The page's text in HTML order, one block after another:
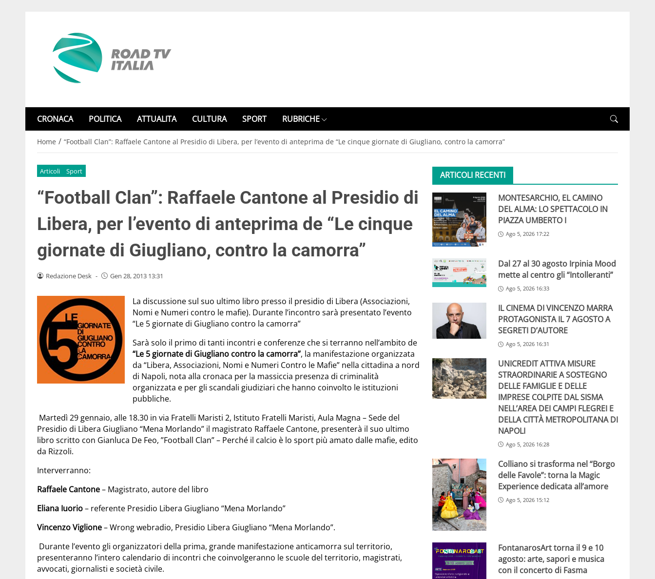
CRONACA POLITICA ATTUALITA CULTURA SPORT RUBRICHE
Home / “Football Clan”: Raffaele Cantone al Presidio di Libera, per l’evento di anteprima de “Le cinque giornate di Giugliano, contro la camorra”
Articoli Sport
“Football Clan”: Raffaele Cantone al Presidio di
Libera, per l’evento di anteprima de “Le cinque
giornate di Giugliano, contro la camorra”
Redazione Desk - Gen 28, 2013 13:31
La discussione sul suo ultimo libro presso il presidio di Libera (Associazioni,
Nomi e Numeri contro le mafie). Durante l’incontro sarà presentato l’evento
“Le 5 giornate di Giugliano contro la camorra”
Sarà solo il primo di tanti incontri e conferenze che si terranno nell’ambito de
“Le 5 giornate di Giugliano contro la camorra”, la manifestazione organizzata
da “Libera, Associazioni, Nomi e Numeri Contro le Mafie” nella cittadina a nord
di Napoli, nota alla cronaca per la massiccia presenza di criminalità
organizzata e per gli scandali giudiziari che hanno coinvolto le istituzioni
pubbliche.
Martedì 29 gennaio, alle 18.30 in via Fratelli Maristi 2, Istituto Fratelli Maristi, Aula Magna – Sede del
Presidio di Libera Giugliano “Mena Morlando” il magistrato Raffaele Cantone, presenterà il suo ultimo
libro scritto con Gianluca De Feo, ”Football Clan” – Perché il calcio è lo sport più amato dalle mafie, edito
da Rizzoli.
Interverranno:
Raffaele Cantone– Magistrato, autore del libro
Eliana Iuorio– referente Presidio Libera Giugliano “Mena Morlando”
Vincenzo Viglione– Wrong webradio, Presidio Libera Giugliano “Mena Morlando”.
Durante l’evento gli organizzatori della prima, grande manifestazione anticamorra sul territorio,
presenteranno l’intero calendario di incontri che coinvolgeranno le scuole del territorio, magistrati,
avvocati, giornalisti e società civile.
ARTICOLI RECENTI
MONTESARCHIO, EL CAMINO
DEL ALMA: LO SPETTACOLO IN
PIAZZA UMBERTO I
Ago 5, 2026 17:22
Dal 27 al 30 agosto Irpinia Mood
mette al centro gli “Intolleranti”
Ago 5, 2026 16:33
IL CINEMA DI VINCENZO MARRA
PROTAGONISTA IL 7 AGOSTO A
SEGRETI D’AUTORE
Ago 5, 2026 16:31
UNICREDIT ATTIVA MISURE
STRAORDINARIE A SOSTEGNO
DELLE FAMIGLIE E DELLE
IMPRESE COLPITE DAL SISMA
NELL’AREA DEI CAMPI FLEGREI E
DELLA CITTÀ METROPOLITANA DI
NAPOLI
Ago 5, 2026 16:28
Colliano si trasforma nel “Borgo
delle Favole”: torna la Magic
Experience dedicata all’amore
Ago 5, 2026 15:12
FontanarosArt torna il 9 e 10
agosto: arte, sapori e musica
con il concerto di Fasma